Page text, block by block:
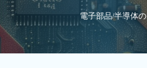
電子部品/半導体の